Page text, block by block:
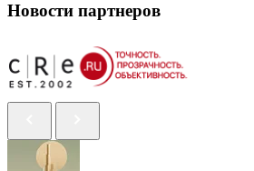
Новости партнеров